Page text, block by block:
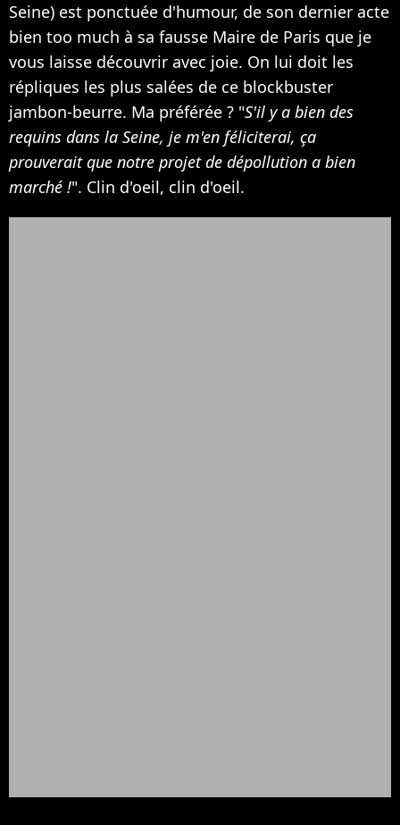
Seine) est ponctuée d'humour, de son dernier acte
bien too much à sa fausse Maire de Paris que je
vous laisse découvrir avec joie. On lui doit les
répliques les plus salées de ce blockbuster
jambon-beurre. Ma préférée ? "S'il y a bien des
requins dans la Seine, je m'en féliciterai, ça
prouverait que notre projet de dépollution a bien
marché !". Clin d'oeil, clin d'oeil.